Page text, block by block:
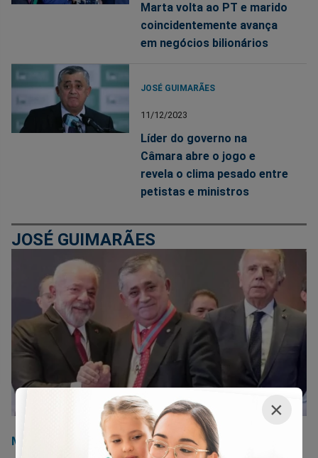
×
Marta volta ao PT e marido
coincidentemente avança
em negócios bilionários
JOSÉ GUIMARÃES
11/12/2023
Líder do governo na
Câmara abre o jogo e
revela o clima pesado entre
petistas e ministros
JOSÉ GUIMARÃES
MARINHA DO BRASIL 18/07/2023